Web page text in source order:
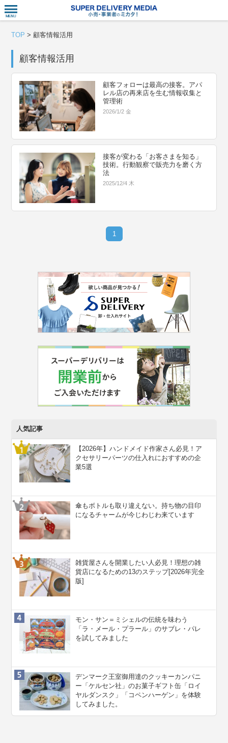
TOP >顧客情報活用
顧客情報活用
顧客フォローは最高の接客。アパ
レル店の再来店を生む情報収集と
管理術
2026/1/2 金
接客が変わる「お客さまを知る」
技術。行動観察で販売力を磨く方
法
2025/12/4 木
1
人気記事
【2026年】ハンドメイド作家さん必見！ア
クセサリーパーツの仕入れにおすすめの企
業5選
傘もボトルも取り違えない。持ち物の目印
になるチャームが今じわじわ来ています
雑貨屋さんを開業したい人必見！理想の雑
貨店になるための13のステップ[2026年完全
版]
モン・サン＝ミシェルの伝統を味わう
「ラ・メール・プラール」のサブレ・パレ
を試してみました
デンマーク王室御用達のクッキーカンパニ
ー「ケルセン社」のお菓子ギフト缶「ロイ
ヤルダンスク」「コペンハーゲン」を体験
してみました。